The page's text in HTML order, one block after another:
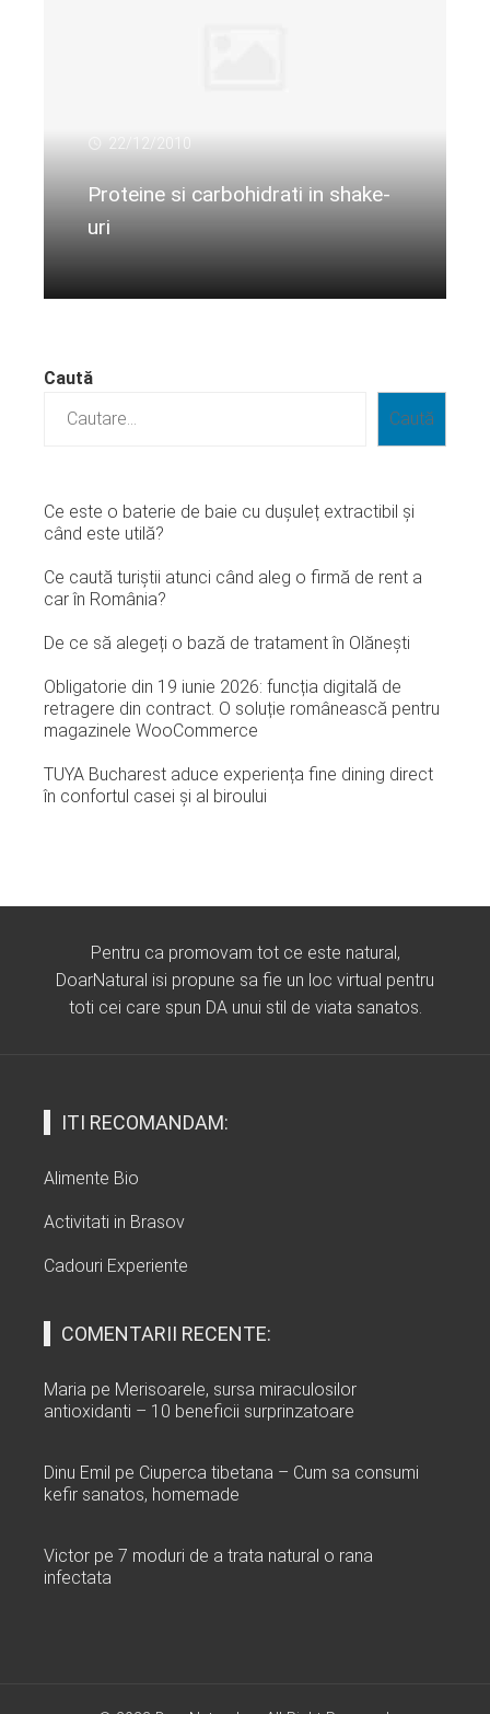
22/12/2010
Proteine si carbohidrati in shake-
uri
Caută
Caută
Ce este o baterie de baie cu dușuleț extractibil și
când este utilă?
Ce caută turiștii atunci când aleg o firmă de rent a
car în România?
De ce să alegeți o bază de tratament în Olănești
Obligatorie din 19 iunie 2026: funcția digitală de
retragere din contract. O soluție românească pentru
magazinele WooCommerce
TUYA Bucharest aduce experiența fine dining direct
în confortul casei și al biroului
Pentru ca promovam tot ce este natural,
DoarNatural isi propune sa fie un loc virtual pentru
toti cei care spun DA unui stil de viata sanatos.
ITI RECOMANDAM:
Alimente Bio
Activitati in Brasov
Cadouri Experiente
COMENTARII RECENTE:
Maria pe Merisoarele, sursa miraculosilor
antioxidanti – 10 beneficii surprinzatoare
Dinu Emil pe Ciuperca tibetana – Cum sa consumi
kefir sanatos, homemade
Victor pe 7 moduri de a trata natural o rana
infectata